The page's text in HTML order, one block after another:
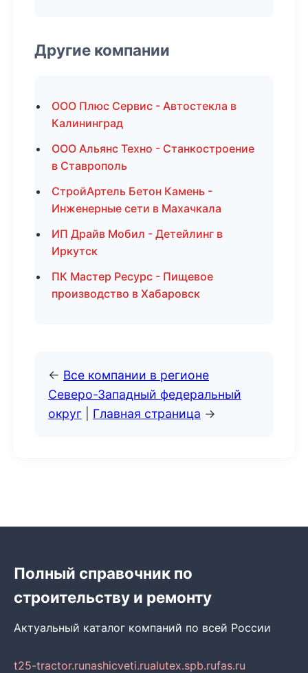
Другие компании
ООО Плюс Сервис - Автостекла в
Калининград
ООО Альянс Техно - Станкостроение
в Ставрополь
СтройАртель Бетон Камень -
Инженерные сети в Махачкала
ИП Драйв Мобил - Детейлинг в
Иркутск
ПК Мастер Ресурс - Пищевое
производство в Хабаровск
← Все компании в регионе
Северо-Западный федеральный
округ
Главная страница →
Полный справочник по
строительству и ремонту
Актуальный каталог компаний по всей России
t25-tractor.runashicveti.rualutex.spb.rufas.ru